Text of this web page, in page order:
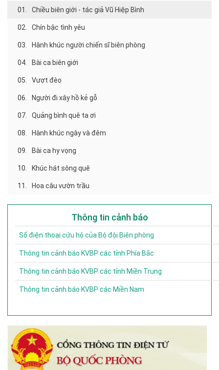
01. Chiều biên giới - tác giả Vũ Hiệp Bình
02. Chín bậc tình yêu
03. Hành khúc người chiến sĩ biên phòng
04. Bài ca biên giới
05. Vượt đèo
06. Người đi xây hồ kẻ gỗ
07. Quảng bình quê ta ơi
08. Hành khúc ngày và đêm
09. Bài ca hy vọng
10. Khúc hát sông quê
11. Hoa câu vườn trầu
Thông tin cảnh báo
Số điện thoại cứu hộ của Bộ đội Biên phòng
Thông tin cảnh báo KVBP các tỉnh Phía Bắc
Thông tin cảnh báo KVBP các tỉnh Miền Trung
Thông tin cảnh báo KVBP các Miền Nam